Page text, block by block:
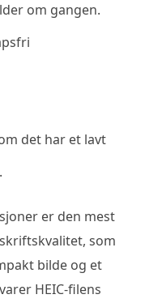
om gangen.
det har et lavt
er den mest
som
bilde og et
HEIC-filens